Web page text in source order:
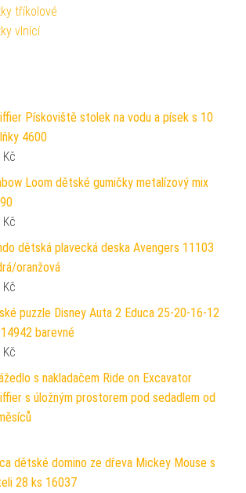
tříkolové
vlnící
Pískoviště stolek na vodu a písek s 10
4600
Kč
Loom dětské gumičky metalízový mix
Kč
dětská plavecká deska Avengers 11103
oranžová
Kč
puzzle Disney Auta 2 Educa 25-20-16-12
barevné
Kč
s nakladačem Ride on Excavator
s úložným prostorem pod sedadlem od
dětské domino ze dřeva Mickey Mouse s
28 ks 16037